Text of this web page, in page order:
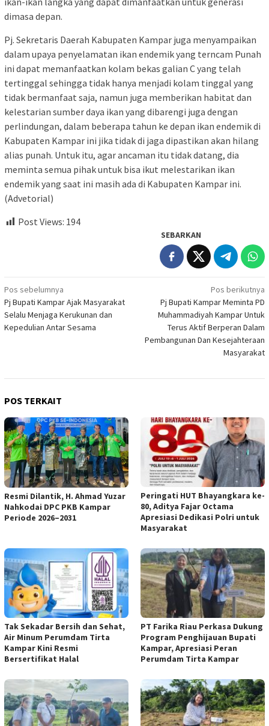
dimasa depan.
Pj. Sekretaris Daerah Kabupaten Kampar juga menyampaikan
dalam upaya penyelamatan ikan endemik yang terncam Punah
ini dapat memanfaatkan kolam bekas galian C yang telah
tertinggal sehingga tidak hanya menjadi kolam tinggal yang
tidak bermanfaat saja, namun juga memberikan habitat dan
kelestarian sumber daya ikan yang dibarengi juga dengan
perlindungan, dalam beberapa tahun ke depan ikan endemik di
Kabupaten Kampar ini jika tidak di jaga dipastikan akan hilang
alias punah. Untuk itu, agar ancaman itu tidak datang, dia
meminta semua pihak untuk bisa ikut melestarikan ikan
endemik yang saat ini masih ada di Kabupaten Kampar ini.
(Advetorial)
Post Views: 194
SEBARKAN
Navigasi
pos
Pos sebelumnya
Pj Bupati Kampar Ajak Masyarakat
Selalu Menjaga Kerukunan dan
Kepedulian Antar Sesama
Pos berikutnya
Pj Bupati Kampar Meminta PD
Muhammadiyah Kampar Untuk
Terus Aktif Berperan Dalam
Pembangunan Dan Kesejahteraan
Masyarakat
POS TERKAIT
Resmi Dilantik, H. Ahmad Yuzar
Nahkodai DPC PKB Kampar
Periode 2026–2031
Peringati HUT Bhayangkara ke-
80, Aditya Fajar Octama
Apresiasi Dedikasi Polri untuk
Masyarakat
Tak Sekadar Bersih dan Sehat,
Air Minum Perumdam Tirta
Kampar Kini Resmi
Bersertifikat Halal
PT Farika Riau Perkasa Dukung
Program Penghijauan Bupati
Kampar, Apresiasi Peran
Perumdam Tirta Kampar